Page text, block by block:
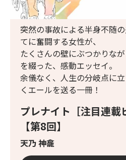
プレナイト［注目連載
【第8回】
天乃 神龕
突然の事故による半身不随
てに奮闘する女性が、
たくさんの壁にぶつかりな
を綴った、感動エッセイ。
余儀なく、人生の分岐点に
くエールを送る一冊！